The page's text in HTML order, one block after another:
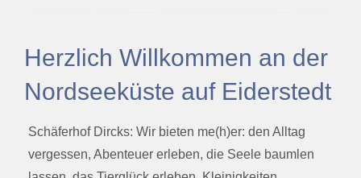
Herzlich Willkommen an der
Nordseeküste auf Eiderstedt
Schäferhof Dircks: Wir bieten me(h)er: den Alltag
vergessen, Abenteuer erleben, die Seele baumlen